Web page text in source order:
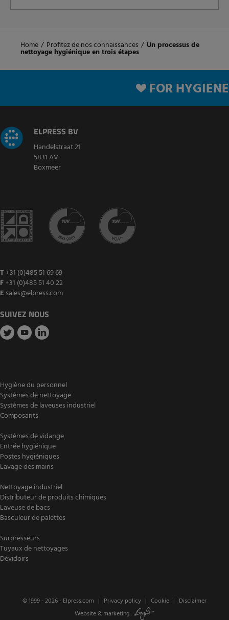
Home / Profitez de nos connaissances / Un processus de
nettoyage hygiénique en trois étapes
FOR HYGIENE
ELPRESS BV
Handelstraat 21
5831 AV
Boxmeer
T +31 (0)485 51 69 69
F+31 (0)485 51 40 22
E sales@elpress.com
SUIVEZ NOUS
Hygiène du personnel
Systèmes de nettoyage
Systèmes de laveuses industriel
Composants
Systèmes de vidange
Entrée hygiénique
Postes hygiéniques
Lavage des mains
Nettoyage industriel
Distributeur de produits chimiques
Laveuse de bacs
Basculeur de palettes
Surpresseurs
Tuyaux de nettoyages
Dévidoirs
© 1999 - 2026 - Elpress.com Privacy policy Cookie
Disclaimer
Website & marketing